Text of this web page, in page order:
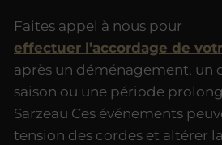
Faites appel à nous pour
effectuer l’accordage de
après un déménagement, un
saison ou une période
Sarzeau Ces événements
tension des cordes et altérer